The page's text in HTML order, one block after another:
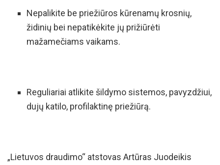
Nepalikite be priežiūros kūrenamų krosnių,
židinių bei nepatikėkite jų prižiūrėti
mažamečiams vaikams.
Reguliariai atlikite šildymo sistemos, pavyzdžiui,
dujų katilo, profilaktinę priežiūrą.
„Lietuvos draudimo“ atstovas Artūras Juodeikis